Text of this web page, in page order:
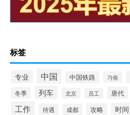
标签
专业 中国 中国铁路 习俗
冬季 列车 北京 员工 唐代
工作 待遇 成都 攻略 时间